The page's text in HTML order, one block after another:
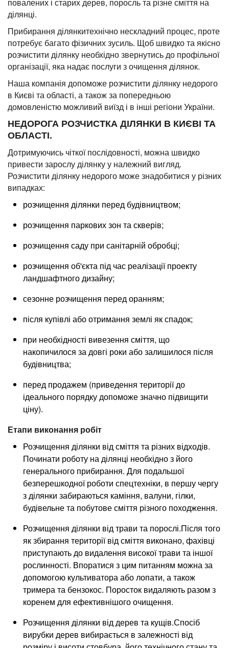
повалених і старих дерев, поросль та різне сміття на
ділянці.
Прибирання ділянкитехнічно нескладний процес, проте
потребує багато фізичних зусиль. Щоб швидко та якісно
розчистити ділянку необхідно звернутись до профільної
організації, яка надає послуги з очищення ділянок.
Наша компанія допоможе розчистити ділянку недорого
в Києві та області, а також за попередньою
домовленістю можливий виїзд і в інші регіони України.
НЕДОРОГА РОЗЧИСТКА ДІЛЯНКИ В КИЄВІ ТА
ОБЛАСТІ.
Дотримуючись чіткої послідовності, можна швидко
привести зарослу ділянку у належний вигляд.
Розчистити ділянку недорого може знадобитися у різних
випадках:
розчищення ділянки перед будівництвом;
розчищення паркових зон та скверів;
розчищення саду при санітарній обробці;
розчищення об'єкта під час реалізації проекту
ландшафтного дизайну;
сезонне розчищення перед оранням;
після купівлі або отримання землі як спадок;
при необхідності вивезення сміття, що
накопичилося за довгі роки або залишилося після
будівництва;
перед продажем (приведення території до
ідеального порядку допоможе значно підвищити
ціну).
Етапи виконання робіт
Розчищення ділянки від сміття та різних відходів.
Починати роботу на ділянці необхідно з його
генерального прибирання. Для подальшої
безперешкодної роботи спецтехніки, в першу чергу
з ділянки забираються каміння, валуни, гілки,
будівельне та побутове сміття різного походження.
Розчищення ділянки від трави та порослі.Після того
як збирання території від сміття виконано, фахівці
приступають до видалення високої трави та іншої
рослинності. Впоратися з цим питанням можна за
допомогою культиватора або лопати, а також
тримера та бензокос. Поросток видаляють разом з
коренем для ефективнішого очищення.
Розчищення ділянки від дерев та кущів.Спосіб
вирубки дерев вибирається в залежності від